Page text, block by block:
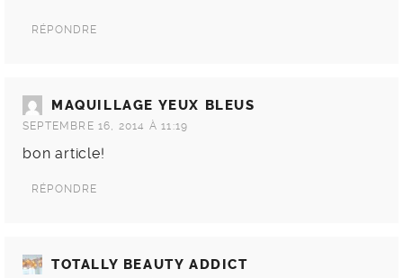
RÉPONDRE
MAQUILLAGE YEUX BLEUS
SEPTEMBRE 16, 2014 À 11:19
bon article!
RÉPONDRE
TOTALLY BEAUTY ADDICT